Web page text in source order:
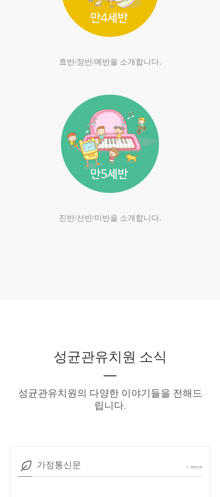
효반/정반/예반을 소개합니다.
진반/선반/미반을 소개합니다.
성균관유치원 소식
성균관유치원의 다양한 이야기들을 전해드
립니다.
가정통신문 + more